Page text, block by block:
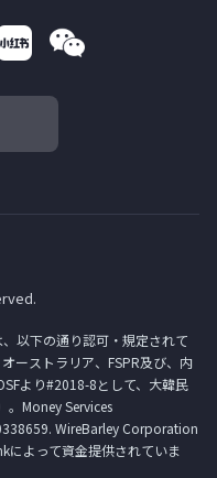
以下の通り認可・規定されて
ーストラリア、FSPR及び、内
より#2018-8として、大韓民
。Money Services
WireBarley Corporation
によって資金提供されていま